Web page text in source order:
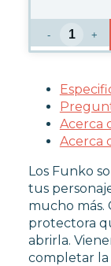
- +
Acerca
Acerca
Los Funko
tus
mucho más.
protectora
abrirla.
completar la